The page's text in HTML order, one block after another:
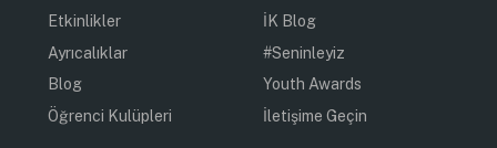
Etkinlikler
Ayrıcalıklar
Blog
Öğrenci Kulüpleri
İK Blog
#Seninleyiz
Youth Awards
İletişime Geçin